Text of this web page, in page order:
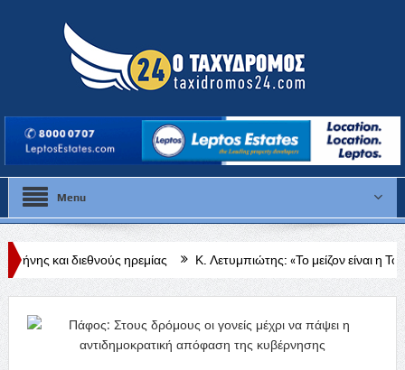
Menu
ηρεμίας Κ. Λετυμπιώτης: «Το μείζον είναι η Τουρκία να